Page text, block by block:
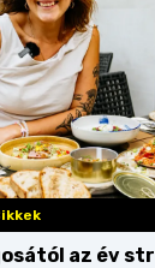
az év